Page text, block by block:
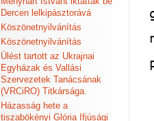
Dercen lelkipásztorává
Köszönetnyilvánítás
Köszönetnyilvánítás
Ülést tartott az Ukrajnai
Egyházak és Vallási
Szervezetek Tanácsának
(VRCiRO) Titkársága.
Házasság hete a
tiszabökényi Glória Ifjúsági